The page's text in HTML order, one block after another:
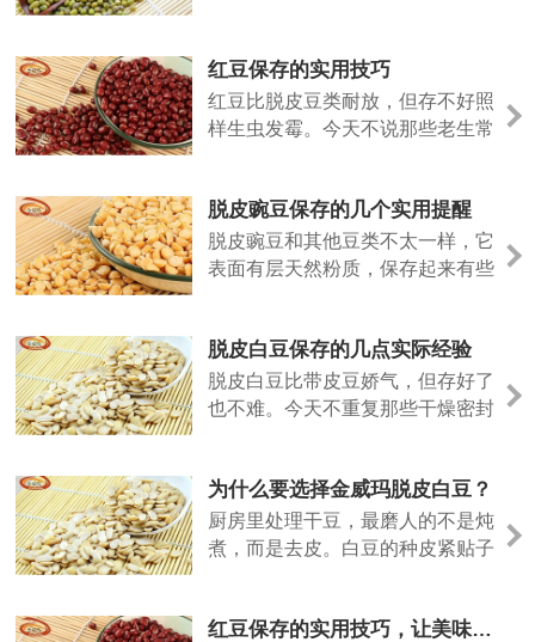
红豆保存的实用技巧
红豆比脱皮豆类耐放，但存不好照
样生虫发霉。今天不说那些老生常
脱皮豌豆保存的几个实用提醒
脱皮豌豆和其他豆类不太一样，它
表面有层天然粉质，保存起来有些
脱皮白豆保存的几点实际经验
脱皮白豆比带皮豆娇气，但存好了
也不难。今天不重复那些干燥密封
为什么要选择金威玛脱皮白豆？
厨房里处理干豆，最磨人的不是炖
煮，而是去皮。白豆的种皮紧贴子
豆，就是把这道工序留在工厂，让
红豆保存的实用技巧，让美味更长久